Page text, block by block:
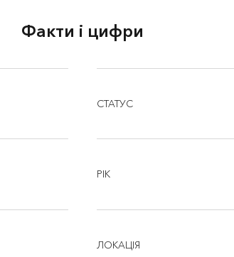
Факти і цифри
СТАТУС
РІК
ЛОКАЦІЯ